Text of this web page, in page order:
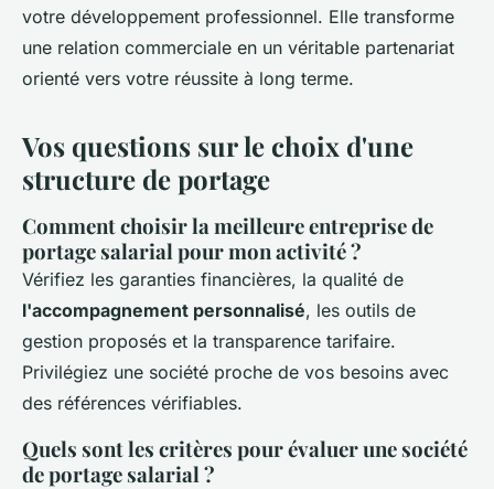
votre développement professionnel. Elle transforme
une relation commerciale en un véritable partenariat
orienté vers votre réussite à long terme.
Vos questions sur le choix d'une
structure de portage
Comment choisir la meilleure entreprise de
portage salarial pour mon activité ?
Vérifiez les garanties financières, la qualité de
l'accompagnement personnalisé, les outils de
gestion proposés et la transparence tarifaire.
Privilégiez une société proche de vos besoins avec
des références vérifiables.
Quels sont les critères pour évaluer une société
de portage salarial ?